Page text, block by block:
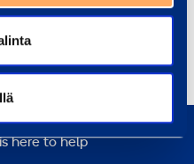
2552
here to help